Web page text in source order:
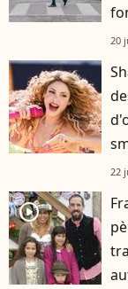
20
22
player2